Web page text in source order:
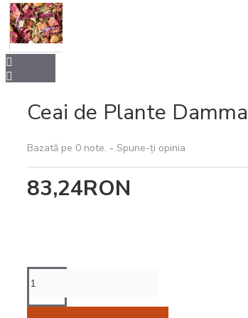
Ceai de Plante
Bazată pe 0 note. - Spune-ţi opinia
83,24RON